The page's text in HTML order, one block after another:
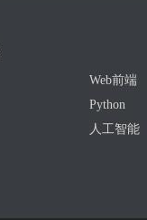
Web前端
Python
人工智能